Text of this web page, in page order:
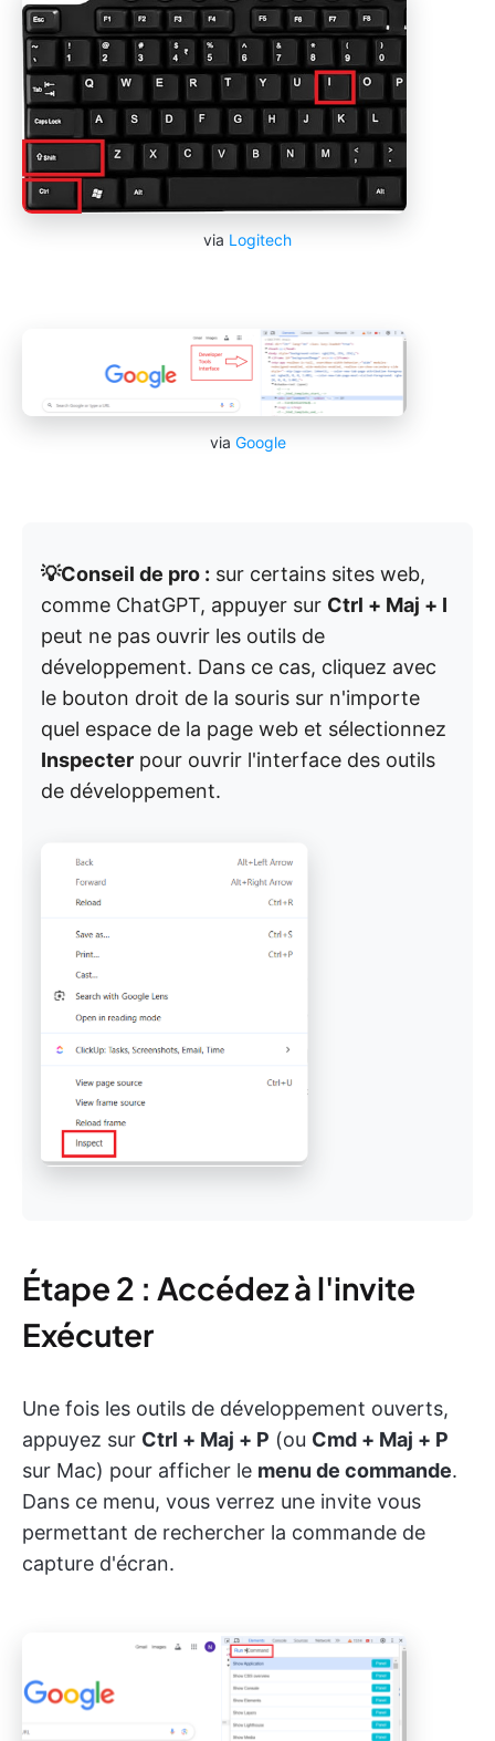
via Logitech
via Google
💡Conseil de pro : sur certains sites web,
comme ChatGPT, appuyer sur Ctrl + Maj + I
peut ne pas ouvrir les outils de
développement. Dans ce cas, cliquez avec
le bouton droit de la souris sur n'importe
quel espace de la page web et sélectionnez
Inspecter pour ouvrir l'interface des outils
de développement.
Étape 2 : Accédez à l'invite
Exécuter
Une fois les outils de développement ouverts,
appuyez sur Ctrl + Maj + P (ou Cmd + Maj + P
sur Mac) pour afficher le menu de commande.
Dans ce menu, vous verrez une invite vous
permettant de rechercher la commande de
capture d'écran.